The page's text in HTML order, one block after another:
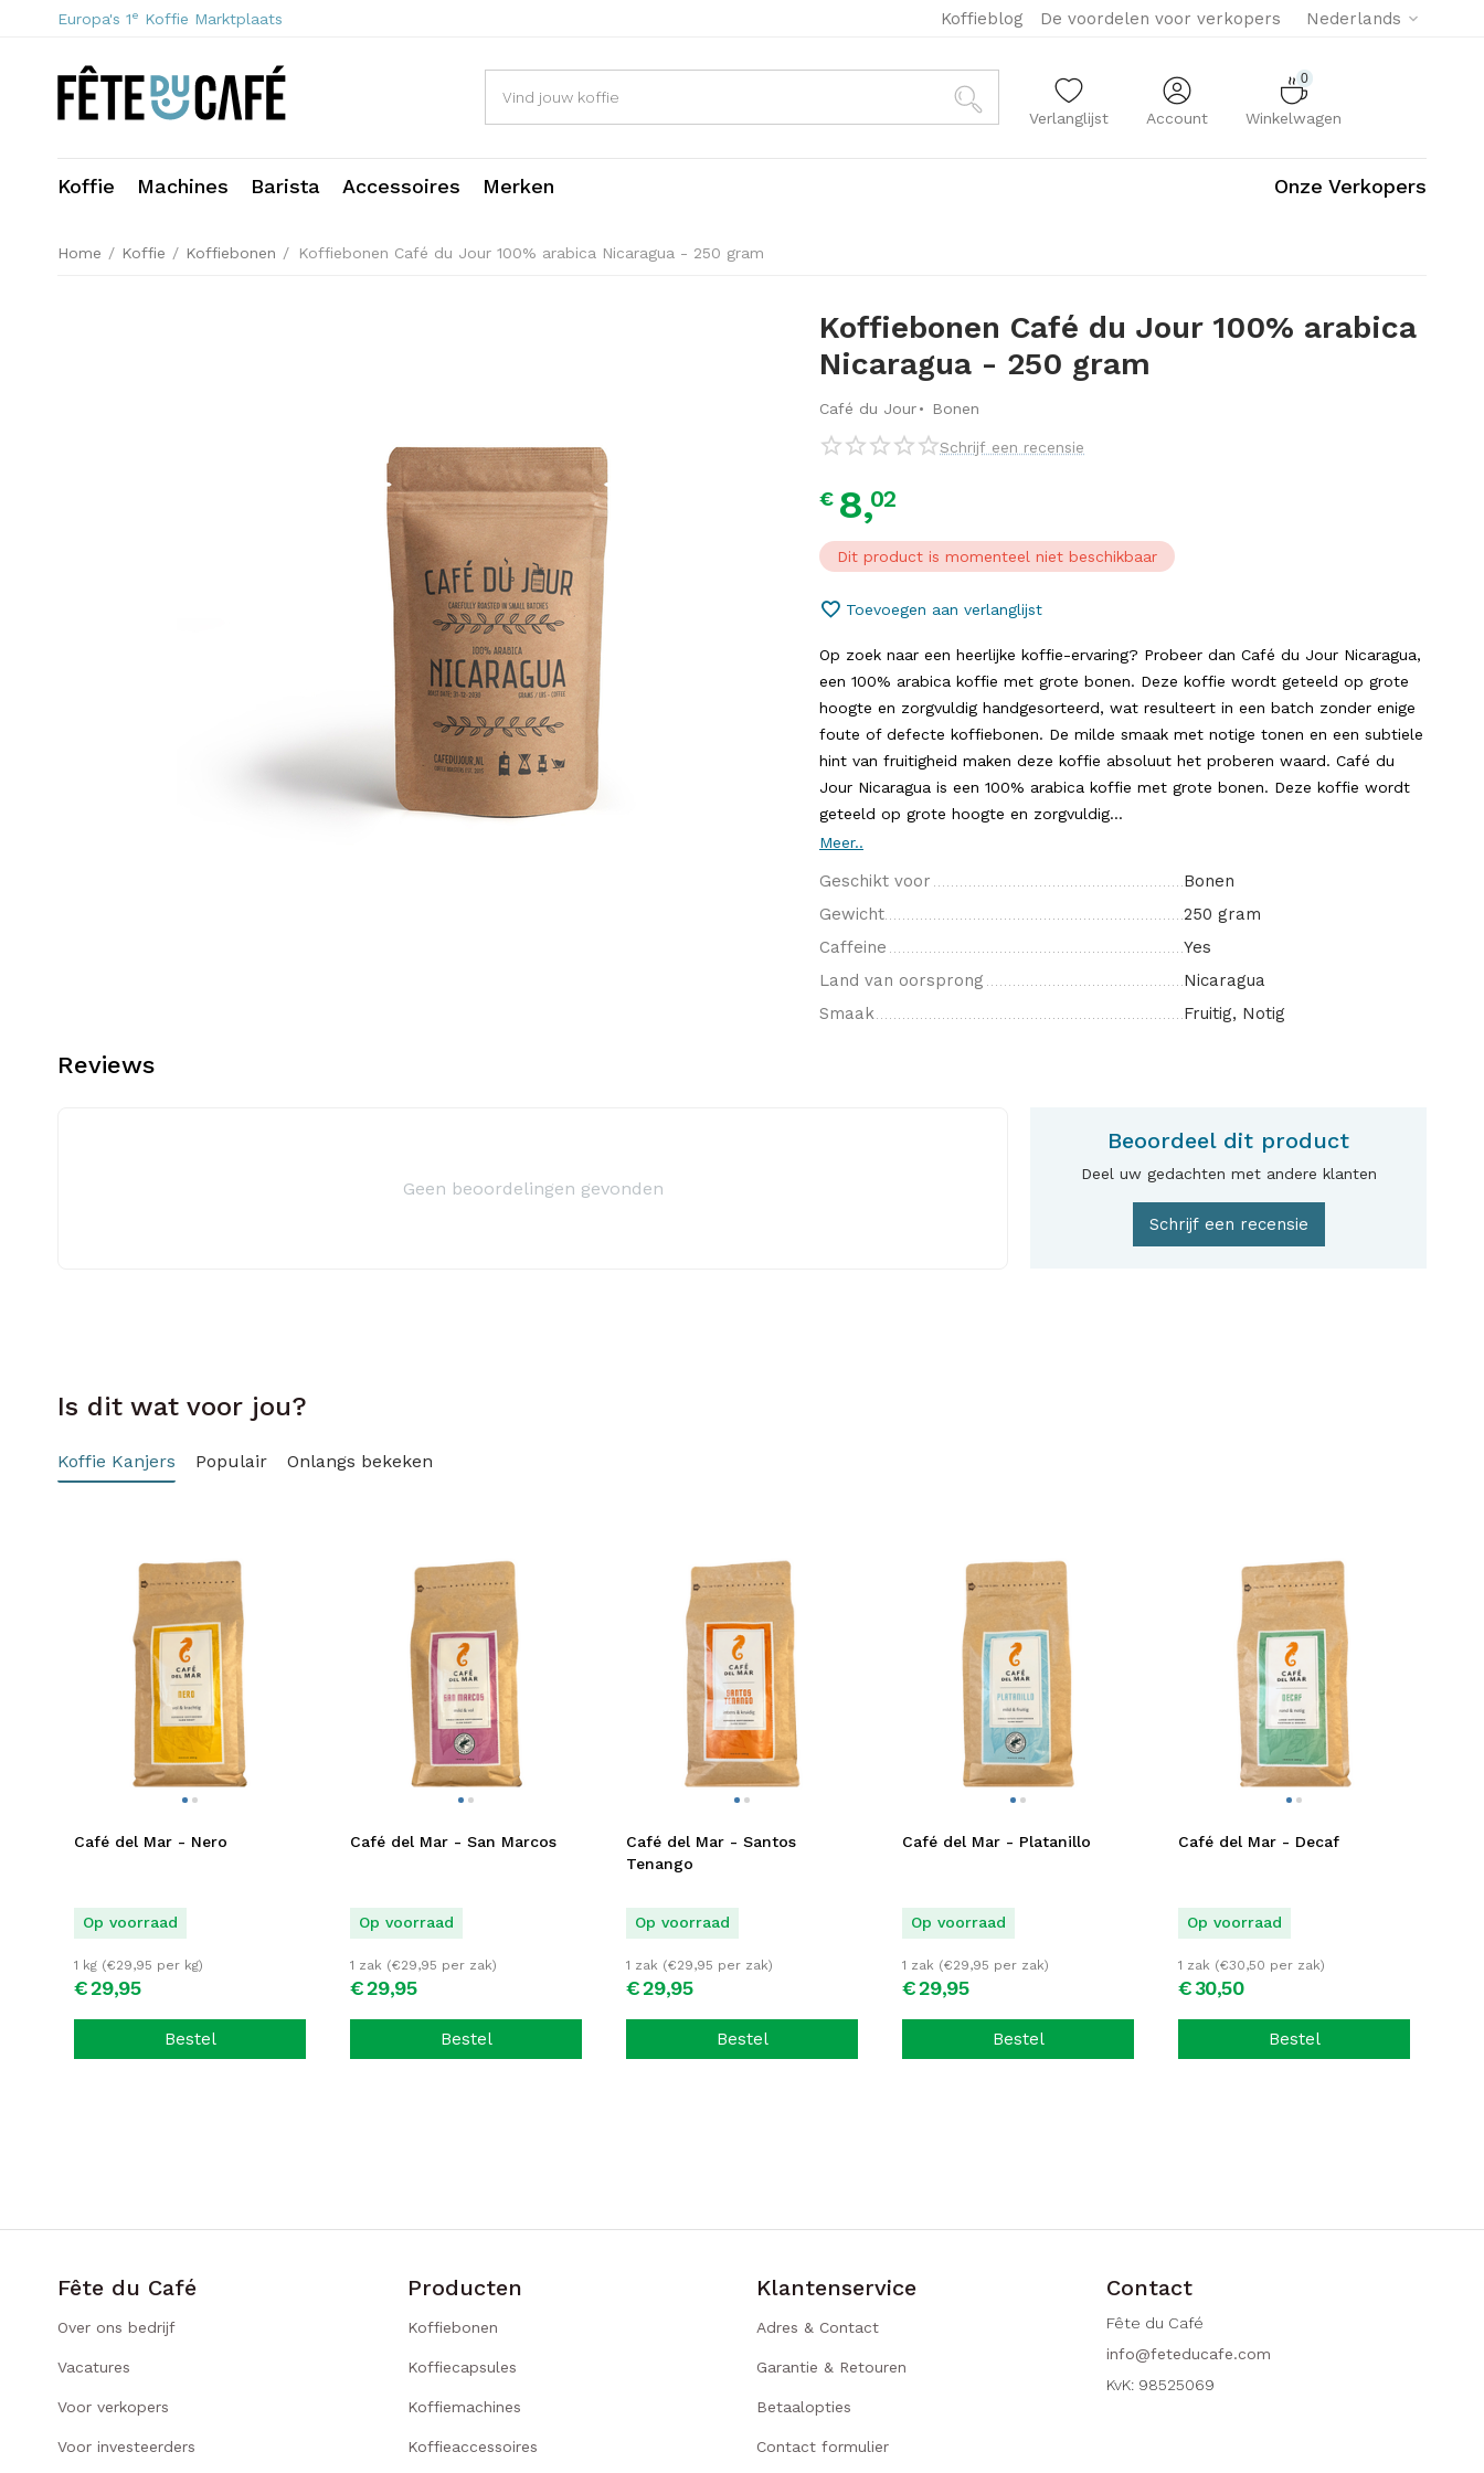
Europa's 1e Koffie Marktplaats Nederlands
Koffieblog De voordelen voor verkopers
Verlanglijst Account
0
Winkelwagen
Koffie Machines Barista Accessoires Merken Onze Verkopers
Home / Koffie / Koffiebonen / Koffiebonen Café du Jour 100% arabica Nicaragua - 250 gram
Koffiebonen Café du Jour 100% arabica
Nicaragua - 250 gram
Café du Jour· Bonen
Schrijf een recensie
€ 8,02
Dit product is momenteel niet beschikbaar
Toevoegen aan verlanglijst
Op zoek naar een heerlijke koffie-ervaring? Probeer dan Café du Jour Nicaragua,
een 100% arabica koffie met grote bonen. Deze koffie wordt geteeld op grote
hoogte en zorgvuldig handgesorteerd, wat resulteert in een batch zonder enige
foute of defecte koffiebonen. De milde smaak met notige tonen en een subtiele
hint van fruitigheid maken deze koffie absoluut het proberen waard. Café du
Jour Nicaragua is een 100% arabica koffie met grote bonen. Deze koffie wordt
geteeld op grote hoogte en zorgvuldig...
Meer..
Geschikt voor
Bonen
Gewicht
250 gram
Caffeine
Yes
Land van oorsprong
Nicaragua
Smaak
Fruitig, Notig
Reviews
Geen beoordelingen gevonden
Beoordeel dit product
Deel uw gedachten met andere klanten
Schrijf een recensie
Is dit wat voor jou?
Koffie Kanjers Populair Onlangs bekeken
Café del Mar - Nero
Op voorraad
€29,95
1 kg (€29,95 per kg)
Bestel
Café del Mar - San Marcos
Op voorraad
€29,95
1 zak (€29,95 per zak)
Bestel
Café del Mar - Santos
Tenango
Op voorraad
€29,95
1 zak (€29,95 per zak)
Bestel
Café del Mar - Platanillo
Op voorraad
€29,95
1 zak (€29,95 per zak)
Bestel
Café del Mar - Decaf
Op voorraad
€30,50
1 zak (€30,50 per zak)
Bestel
Fête du Café
Over ons bedrijf
Vacatures
Voor verkopers
Voor investeerders
Producten
Koffiebonen
Koffiecapsules
Koffiemachines
Koffieaccessoires
Klantenservice
Adres & Contact
Garantie & Retouren
Betaalopties
Contact formulier
Contact
Fête du Café
info@feteducafe.com
KvK: 98525069